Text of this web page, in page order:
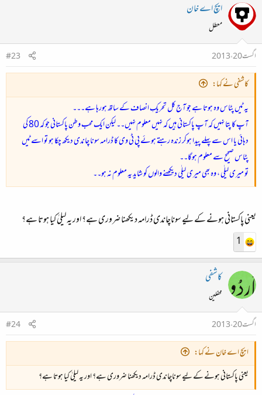
ایچ اے خان
معطل
اگست 20، 2013
#23
کاشفی نے کہا:
یہ ٹیں پٹاس وہ ہوتا ہے جو آج کل تحریکِ انصاف کے ساتھ ہورہا ہے۔۔۔
آپ کا پتا نہیں کہ آپ پاکستانی ہیں کہ نہیں معلوم نہیں۔۔ لیکن ایک محب وطن پاکستانی جو کہ 80 کی
دہائی یا اس سے پہلے پیدا ہوکر زندہ رہتے ہوئے پی ٹی وی کا ڈرامہ سونا چاندی دیکھ چکا ہو تو اسے ٹیں
پٹاس صحیح سے معلوم ہوگا۔۔
تو میری لیلٰی ، وہ بھی میری لیلٰی دیکھنے والوں کو شاید یہ معلوم نہ ہو۔۔
یعنی پاکستانی ہونے کے لیے سوناچاندی ڈرامہ دیکھنا ضروری ہے؟ اور یہ لیلیٰ کیا ہوتا ہے؟
1
کاشفی
محفلین
اگست 20، 2013
#24
ایچ اے خان نے کہا:
یعنی پاکستانی ہونے کے لیے سوناچاندی ڈرامہ دیکھنا ضروری ہے؟ اور یہ لیلیٰ کیا ہوتا ہے؟